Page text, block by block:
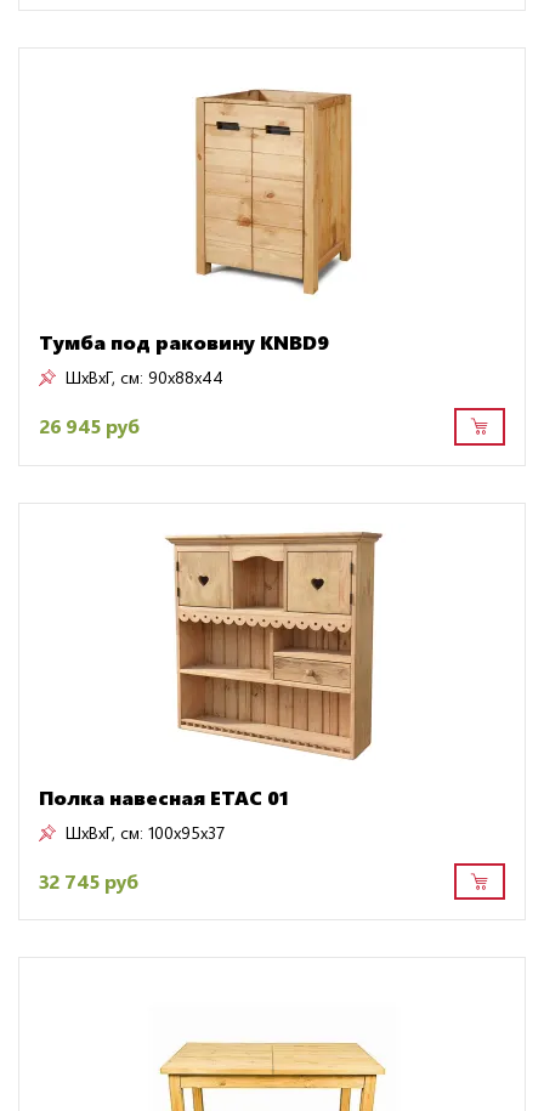
Тумба под раковину KNBD9
ШxВxГ, см: 90x88x44
26 945 руб
Полка навесная ETAC 01
ШxВxГ, см: 100x95x37
32 745 руб